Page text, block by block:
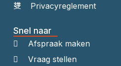
Privacyreglement
Snel naar
Afspraak maken
Vraag stellen